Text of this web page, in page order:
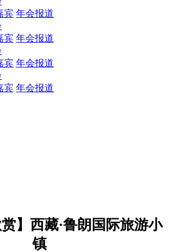
宾 年会报道
宾 年会报道
宾 年会报道
宾 年会报道
赏】西藏·鲁朗国际旅游小
镇